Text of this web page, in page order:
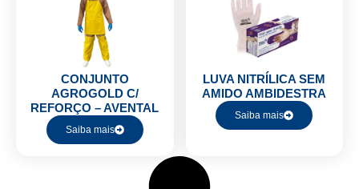
CONJUNTO
AGROGOLD C/
REFORÇO – AVENTAL
Saiba mais
LUVA NITRÍLICA SEM
AMIDO AMBIDESTRA
Saiba mais